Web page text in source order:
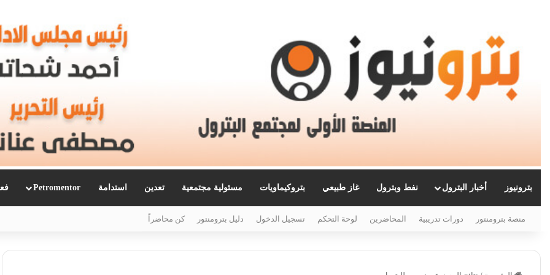
بترونيوز أخبار البترول نفط وبترول غاز طبيعي بتروكيماويات مسئولية مجتمعية تعدين استدامة Petromentor
منصة بترومنتور دورات تدريبية المحاضرين لوحة التحكم تسجيل الدخول دليل بترومنتور كن محاضراً